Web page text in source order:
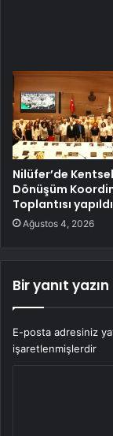
Nilüfer’de Kentsel
Dönüşüm
Toplantısı yapıldı
Ağustos 4, 2026
Bir yanıt yazın
E-posta adresiniz
işaretlenmişlerdir